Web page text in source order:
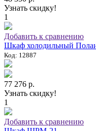
Узнать скидку!
1
Добавить к сравнению
Шкаф холодильный
Код: 12887
77 276 р.
Узнать скидку!
1
Добавить к сравнению